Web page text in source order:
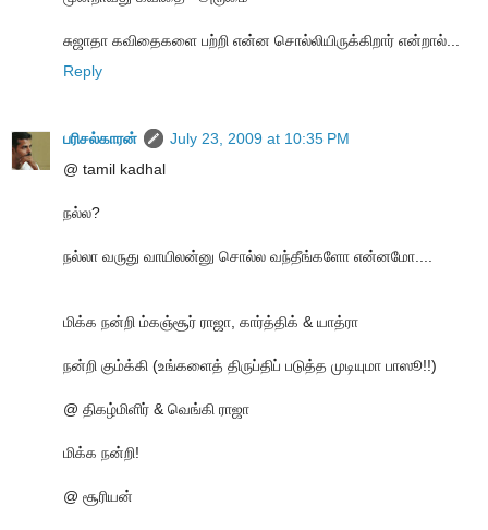
சுஜாதா கவிதைகளை பற்றி என்ன சொல்லியிருக்கிறார் என்றால்...
Reply
பரிசல்காரன்
July 23, 2009 at 10:35 PM
@ tamil kadhal
நல்ல?
நல்லா வருது வாயிலன்னு சொல்ல வந்தீங்களோ என்னமோ....
மிக்க நன்றி ம்கஞ்சூர் ராஜா, கார்த்திக் & யாத்ரா
நன்றி கும்க்கி (உங்களைத் திருப்திப் படுத்த முடியுமா பாஸூ!!)
@ திகழ்மிளிர் & வெங்கி ராஜா
மிக்க நன்றி!
@ சூரியன்